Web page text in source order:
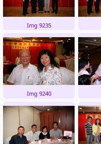
Img 9235
Img 9240